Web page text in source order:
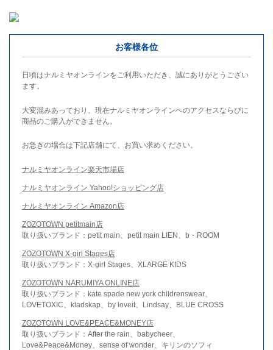
お客様各位
日頃はナルミヤオンラインをご利用いただき、誠にありがとうござい
ます。
大変混みあっており、現在ナルミヤオンラインへのアクセスならびに
商品のご購入ができません。
お急ぎの場合は下記店舗にて、お買い求めください。
ナルミヤオンライン楽天市場店
ナルミヤオンライン Yahoo!ショッピング店
ナルミヤオンライン Amazon店
ZOZOTOWN petitmain店
取り扱いブランド：petit main、petit main LIEN、b・ROOM
ZOZOTOWN X-girl Stages店
取り扱いブランド：X-girl Stages、XLARGE KIDS
ZOZOTOWN NARUMIYA ONLINE店
取り扱いブランド：kate spade new york childrenswear、
LOVETOXIC、kladskap、by loveit、Lindsay、BLUE CROSS
ZOZOTOWN LOVE&PEACE&MONEY店
取り扱いブランド：After the rain、babycheer、
Love&Peace&Money、sense of wonder、キリンのソフィ